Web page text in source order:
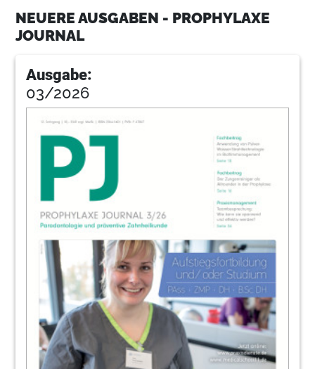
Oralen Medizin deutlich
Antje Isbaner
18
Gudrun Mentel
Redaktion
Patiententipps zum häuslichen
Biofilmmanagement
American Dental Systems GmbH
Schärfen von Instrumenten: auf die
Technik kommt es an
Sabine Hofmann
27Dürr Dental SE
NEUERE AUSGABEN - PROPHYLAXE
JOURNAL
Ausgabe:
03/2026